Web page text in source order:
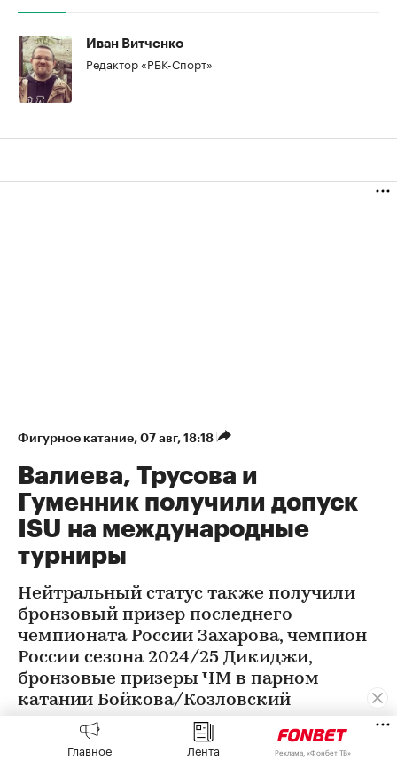
Иван Витченко
Редактор «РБК-Спорт»
Фигурное катание⁠, 07 авг, 18:18
Валиева, Трусова и
Гуменник получили допуск
ISU на международные
турниры
Нейтральный статус также получили
бронзовый призер последнего
чемпионата России Захарова, чемпион
России сезона 2024/25 Дикиджи,
бронзовые призеры ЧМ в парном
катании Бойкова/Козловский
Главное Лента Реклама, «Фонбет ТВ»